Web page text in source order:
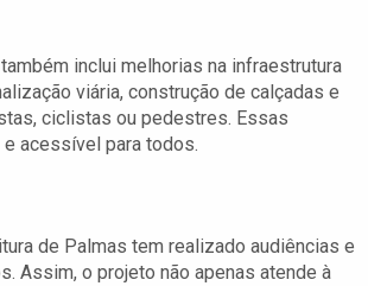
inclui melhorias na infraestrutura
viária, construção de calçadas e
ciclistas ou pedestres. Essas
acessível para todos.
de Palmas tem realizado audiências e
Assim, o projeto não apenas atende à